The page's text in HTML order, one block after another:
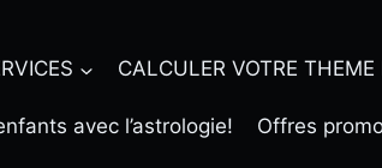
CALCULER VOTRE THEME
avec l’astrologie! Offres